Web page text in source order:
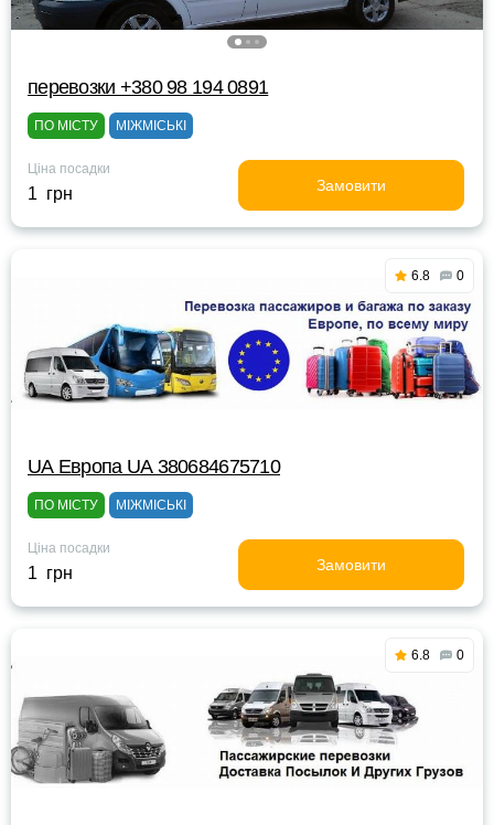
перевозки +380 98 194 0891
ПО МІСТУ МІЖМІСЬКІ
Ціна посадки
1 грн Замовити
6.8 0
UА Европа UА 380684675710
ПО МІСТУ МІЖМІСЬКІ
Ціна посадки
1 грн Замовити
6.8 0